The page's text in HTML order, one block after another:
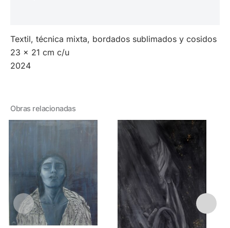
Textil, técnica mixta, bordados sublimados y cosidos
23 x 21 cm c/u
2024
Obras relacionadas